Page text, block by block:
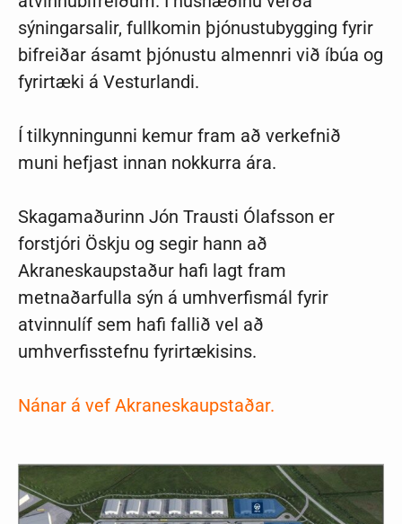
sýningarsalir, fullkomin þjónustubygging fyrir
bifreiðar ásamt þjónustu almennri við íbúa og
fyrirtæki á Vesturlandi.
Í tilkynningunni kemur fram að verkefnið
muni hefjast innan nokkurra ára.
Skagamaðurinn Jón Trausti Ólafsson er
forstjóri Öskju og segir hann að
Akraneskaupstaður hafi lagt fram
metnaðarfulla sýn á umhverfismál fyrir
atvinnulíf sem hafi fallið vel að
umhverfisstefnu fyrirtækisins.
Nánar á vef Akraneskaupstaðar.